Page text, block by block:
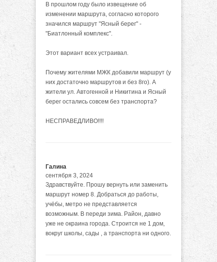
В прошлом году было извещение об
изменении маршрута, согласно которого
значился маршрут "Ясный берег" -
"Биатлонный комплекс".
Этот вариант всех устраивал.
Почему жителями МЖК добавили маршрут (у
них достаточно маршрутов и без 8го). А
жители ул. Автогенной и Никитина и Ясный
берег остались совсем без транспорта?
НЕСПРАВЕДЛИВО!!!!
Галина
сентября 3, 2024
Здравствуйте. Прошу вернуть или заменить
маршрут номер 8. Добраться до работы,
учёбы, метро не представляется
возможным. В переди зима. Район, давно
уже не окраина города. Строится не 1 дом,
вокруг школы, сады , а транспорта ни одного.